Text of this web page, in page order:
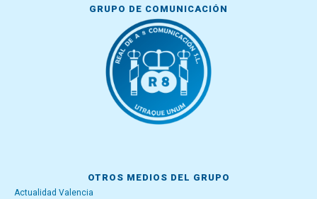
GRUPO DE COMUNICACIÓN
OTROS MEDIOS DEL GRUPO
Actualidad Valencia